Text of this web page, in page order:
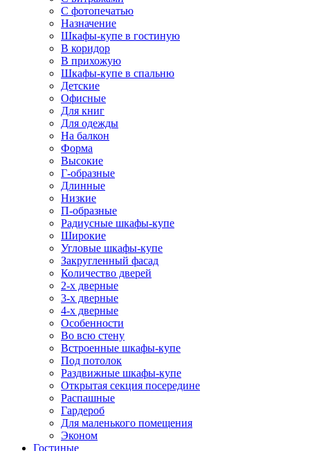
С фотопечатью
Назначение
Шкафы-купе в гостиную
В коридор
В прихожую
Шкафы-купе в спальню
Детские
Офисные
Для книг
Для одежды
На балкон
Форма
Высокие
Г-образные
Длинные
Низкие
П-образные
Радиусные шкафы-купе
Широкие
Угловые шкафы-купе
Закругленный фасад
Количество дверей
2-х дверные
3-х дверные
4-х дверные
Особенности
Во всю стену
Встроенные шкафы-купе
Под потолок
Раздвижные шкафы-купе
Открытая секция посередине
Распашные
Гардероб
Для маленького помещения
Эконом
Гостиные